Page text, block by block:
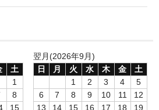
土
1
8
15
翌月(2026年9月)
日
月 火 水 木 金
土
1
2 3 4
5
6
7 8 9 10 11
12
13
14 15 16 17 18
19